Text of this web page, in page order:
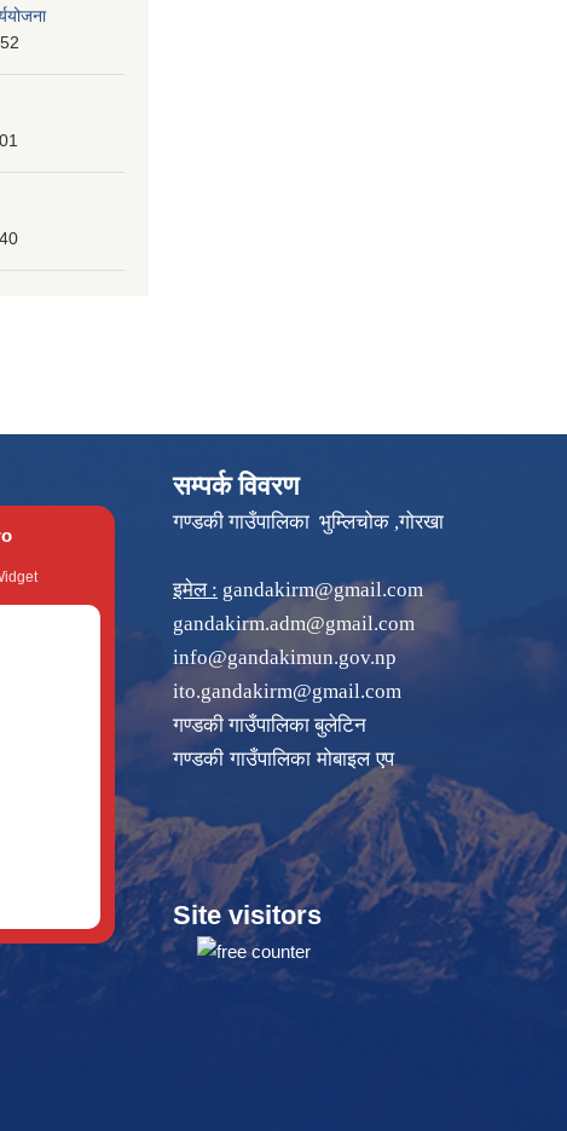
सम्पर्क विवरण
गण्डकी गाउँपालिका भुम्लिचोक ,गोरखा
इमेल : gandakirm@gmail.com
gandakirm.adm@gmail.com
info@gandakimun.gov.np
ito.gandakirm@gmail.com
गण्डकी गाउँपालिका बुलेटिन
गण्डकी गाउँपालिका मोबाइल एप
Site visitors